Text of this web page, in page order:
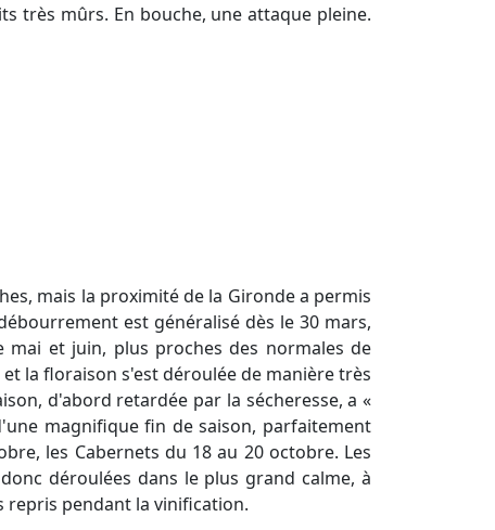
très mûrs. En bouche, une attaque pleine.
mais la proximité de la Gironde a permis
est généralisé dès le 30 mars,
mai et juin, plus proches des normales de
la floraison s'est déroulée de manière très
d'abord retardée par la sécheresse, a «
magnifique fin de saison, parfaitement
les Cabernets du 18 au 20 octobre. Les
déroulées dans le plus grand calme, à
repris pendant la vinification.